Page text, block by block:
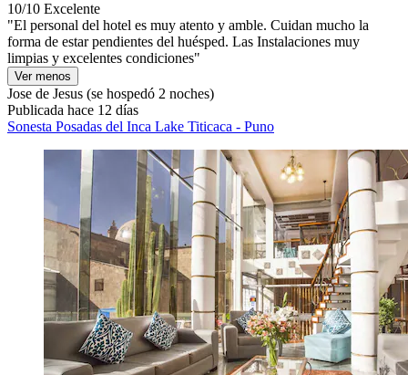
10/10 Excelente
"El personal del hotel es muy atento y amble. Cuidan mucho la
forma de estar pendientes del huésped. Las Instalaciones muy
limpias y excelentes condiciones"
Ver menos
Jose de Jesus (se hospedó 2 noches)
Publicada hace 12 días
Sonesta Posadas del Inca Lake Titicaca - Puno